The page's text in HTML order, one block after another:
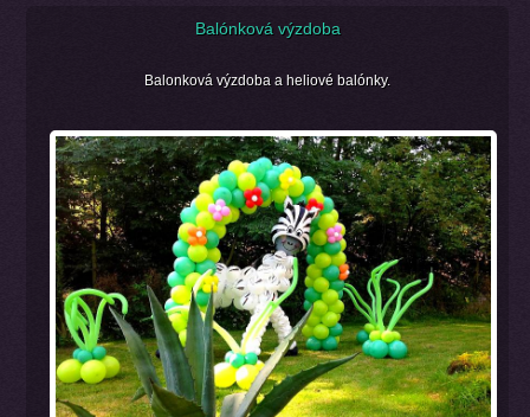
Balónková výzdoba
Balonková výzdoba a heliové balónky.